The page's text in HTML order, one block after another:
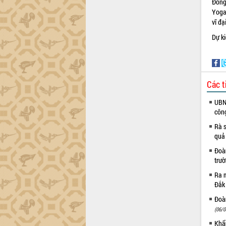
vĩ
Dự
Các
Rà
Ra
Đắk
(06/